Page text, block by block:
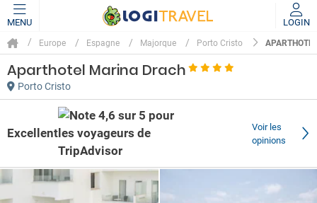
MENU LOGIN
Europe Espagne Majorque Porto Cristo
Aparthotel Marina Drach
Porto Cristo
Excellent
Voir les
opinions